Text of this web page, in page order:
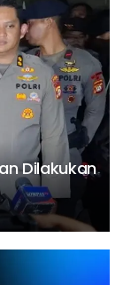
Dilakukan